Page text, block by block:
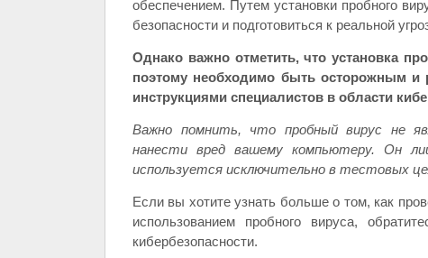
обеспечением. Путем установки пробного
безопасности и подготовиться к реальной
Однако важно отметить, что установка
поэтому необходимо быть осторожным и
инструкциями специалистов в области
Важно помнить, что пробный вирус не
нанести вред вашему компьютеру. Он
используется исключительно в тестовых
Если вы хотите узнать больше о том, как
использованием пробного вируса,
кибербезопасности.